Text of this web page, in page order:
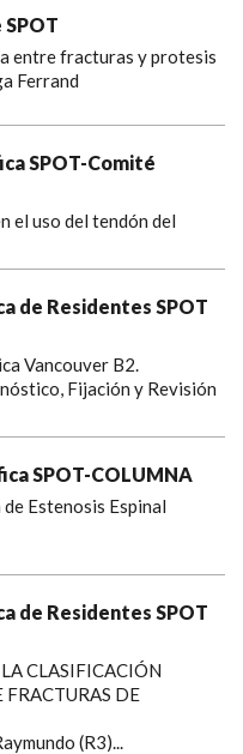
entre fracturas y protesis
Ferrand
SPOT-Comité
el uso del tendón del
de Residentes SPOT
Vancouver B2.
Fijación y Revisión
SPOT-COLUMNA
Estenosis Espinal
de Residentes SPOT
CLASIFICACIÓN
DE
(R3)...